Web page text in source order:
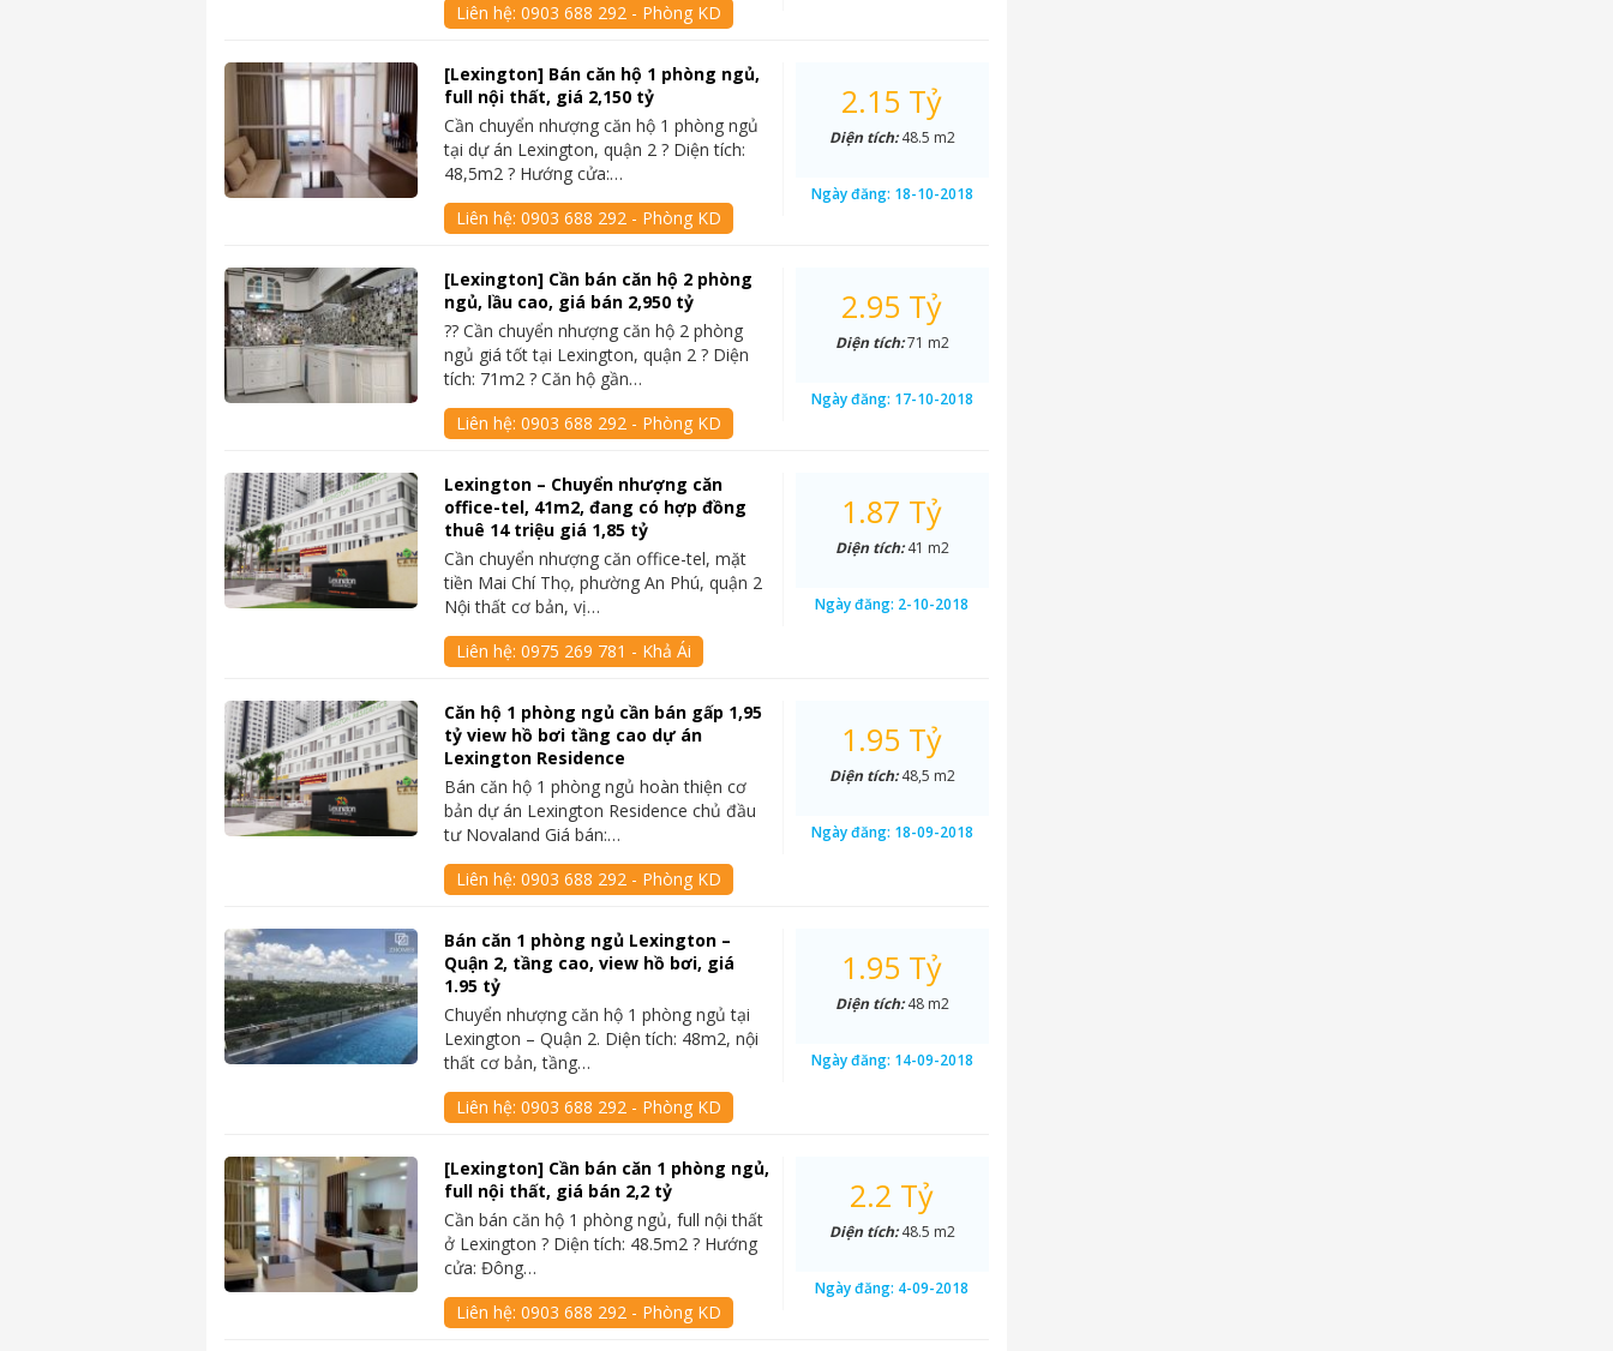
Liên hệ:0903 688 292 - Phòng KD
[Lexington] Bán căn hộ 1 phòng ngủ,
full nội thất, giá 2,150 tỷ
Cần chuyển nhượng căn hộ 1 phòng ngủ
tại dự án Lexington, quận 2 ? Diện tích:
48,5m2 ? Hướng cửa:…
Liên hệ:0903 688 292 - Phòng KD
2.15 Tỷ
Diện tích:48.5 m2
Ngày đăng: 18-10-2018
[Lexington] Cần bán căn hộ 2 phòng
ngủ, lầu cao, giá bán 2,950 tỷ
?? Cần chuyển nhượng căn hộ 2 phòng
ngủ giá tốt tại Lexington, quận 2 ? Diện
tích: 71m2 ? Căn hộ gần…
Liên hệ:0903 688 292 - Phòng KD
2.95 Tỷ
Diện tích:71 m2
Ngày đăng: 17-10-2018
Lexington – Chuyển nhượng căn
office-tel, 41m2, đang có hợp đồng
thuê 14 triệu giá 1,85 tỷ
Cần chuyển nhượng căn office-tel, mặt
tiền Mai Chí Thọ, phường An Phú, quận 2
Nội thất cơ bản, vị…
Liên hệ:0975 269 781 - Khả Ái
1.87 Tỷ
Diện tích:41 m2
Ngày đăng: 2-10-2018
Căn hộ 1 phòng ngủ cần bán gấp 1,95
tỷ view hồ bơi tầng cao dự án
Lexington Residence
Bán căn hộ 1 phòng ngủ hoàn thiện cơ
bản dự án Lexington Residence chủ đầu
tư Novaland Giá bán:…
Liên hệ:0903 688 292 - Phòng KD
1.95 Tỷ
Diện tích:48,5 m2
Ngày đăng: 18-09-2018
Bán căn 1 phòng ngủ Lexington –
Quận 2, tầng cao, view hồ bơi, giá
1.95 tỷ
Chuyển nhượng căn hộ 1 phòng ngủ tại
Lexington – Quận 2. Diện tích: 48m2, nội
thất cơ bản, tầng…
Liên hệ:0903 688 292 - Phòng KD
1.95 Tỷ
Diện tích:48 m2
Ngày đăng: 14-09-2018
[Lexington] Cần bán căn 1 phòng ngủ,
full nội thất, giá bán 2,2 tỷ
Cần bán căn hộ 1 phòng ngủ, full nội thất
ở Lexington ? Diện tích: 48.5m2 ? Hướng
cửa: Đông…
Liên hệ:0903 688 292 - Phòng KD
2.2 Tỷ
Diện tích:48.5 m2
Ngày đăng: 4-09-2018